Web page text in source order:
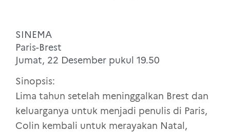
SINEMA
Paris-Brest
Jumat, 22 Desember pukul 19.50
Sinopsis:
Lima tahun setelah meninggalkan Brest dan
keluarganya untuk menjadi penulis di Paris,
Colin kembali untuk merayakan Natal,